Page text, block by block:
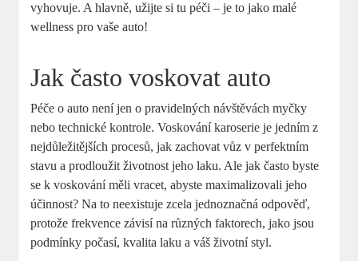
vyhovuje. A hlavně, užijte si tu péči – je to jako malé
wellness pro vaše auto!
Jak často voskovat auto
Péče o auto není jen o pravidelných návštěvách myčky
nebo technické kontrole. Voskování karoserie je jedním z
nejdůležitějších procesů, jak zachovat vůz v perfektním
stavu a prodloužit životnost jeho laku. Ale jak často byste
se k voskování měli vracet, abyste maximalizovali jeho
účinnost? Na to neexistuje zcela jednoznačná odpověď,
protože frekvence závisí na různých faktorech, jako jsou
podmínky počasí, kvalita laku a váš životní styl.